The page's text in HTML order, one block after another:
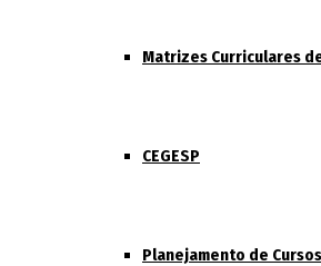
Matrizes Curriculares
CEGESP
Planejamento de Cursos